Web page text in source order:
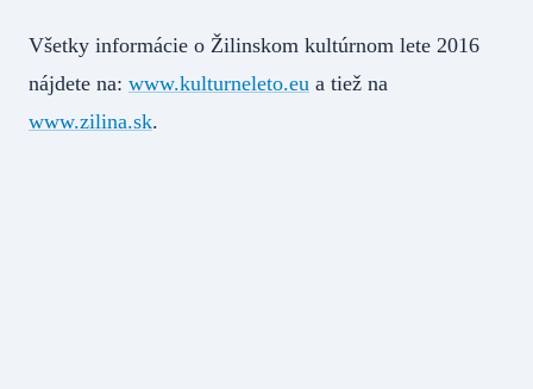
Všetky informácie o Žilinskom kultúrnom lete 2016
nájdete na: www.kulturneleto.eu a tiež na
www.zilina.sk.